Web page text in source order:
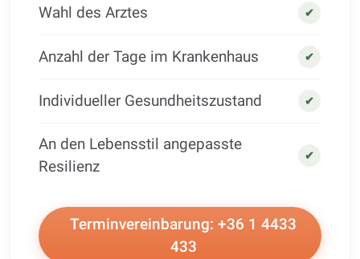
Wahl des Arztes ✔
Anzahl der Tage im Krankenhaus ✔
Individueller Gesundheitszustand ✔
An den Lebensstil angepasste
Resilienz
✔
Terminvereinbarung: +36 1 4433
433